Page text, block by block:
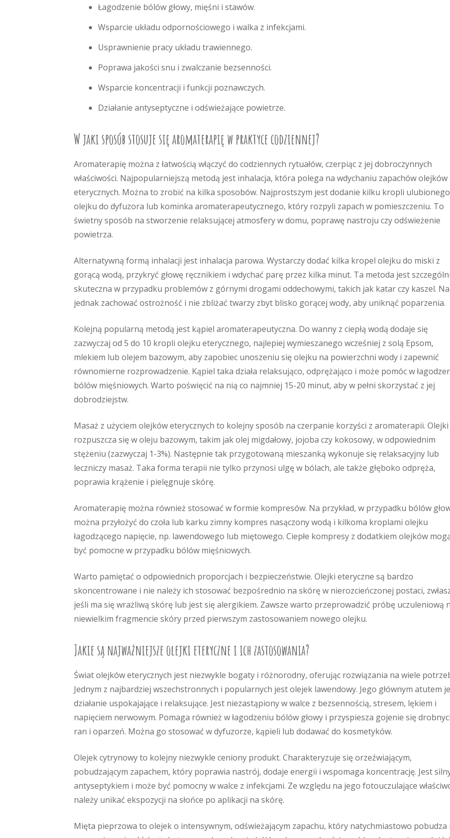
Łagodzenie bólów głowy, mięśni i stawów.
Wsparcie układu odpornościowego i walka z infekcjami.
Usprawnienie pracy układu trawiennego.
Poprawa jakości snu i zwalczanie bezsenności.
Wsparcie koncentracji i funkcji poznawczych.
Działanie antyseptyczne i odświeżające powietrze.
W jaki sposób stosuje się aromaterapię w praktyce codziennej?
Aromaterapię można z łatwością włączyć do codziennych rytuałów, czerpiąc z jej dobroczynnych
właściwości. Najpopularniejszą metodą jest inhalacja, która polega na wdychaniu zapachów olejków
eterycznych. Można to zrobić na kilka sposobów. Najprostszym jest dodanie kilku kropli ulubionego
olejku do dyfuzora lub kominka aromaterapeutycznego, który rozpyli zapach w pomieszczeniu. To
świetny sposób na stworzenie relaksującej atmosfery w domu, poprawę nastroju czy odświeżenie
powietrza.
Alternatywną formą inhalacji jest inhalacja parowa. Wystarczy dodać kilka kropel olejku do miski z
gorącą wodą, przykryć głowę ręcznikiem i wdychać parę przez kilka minut. Ta metoda jest
skuteczna w przypadku problemów z górnymi drogami oddechowymi, takich jak katar czy kaszel.
jednak zachować ostrożność i nie zbliżać twarzy zbyt blisko gorącej wody, aby uniknąć poparzenia.
Kolejną popularną metodą jest kąpiel aromaterapeutyczna. Do wanny z ciepłą wodą dodaje się
zazwyczaj od 5 do 10 kropli olejku eterycznego, najlepiej wymieszanego wcześniej z solą Epsom,
mlekiem lub olejem bazowym, aby zapobiec unoszeniu się olejku na powierzchni wody i zapewnić
równomierne rozprowadzenie. Kąpiel taka działa relaksująco, odprężająco i może pomóc w
bólów mięśniowych. Warto poświęcić na nią co najmniej 15-20 minut, aby w pełni skorzystać z jej
dobrodziejstw.
Masaż z użyciem olejków eterycznych to kolejny sposób na czerpanie korzyści z aromaterapii. Olejki
rozpuszcza się w oleju bazowym, takim jak olej migdałowy, jojoba czy kokosowy, w odpowiednim
stężeniu (zazwyczaj 1-3%). Następnie tak przygotowaną mieszanką wykonuje się relaksacyjny lub
leczniczy masaż. Taka forma terapii nie tylko przynosi ulgę w bólach, ale także głęboko odpręża,
poprawia krążenie i pielęgnuje skórę.
Aromaterapię można również stosować w formie kompresów. Na przykład, w przypadku bólów
można przyłożyć do czoła lub karku zimny kompres nasączony wodą i kilkoma kroplami olejku
łagodzącego napięcie, np. lawendowego lub miętowego. Ciepłe kompresy z dodatkiem olejków
być pomocne w przypadku bólów mięśniowych.
Warto pamiętać o odpowiednich proporcjach i bezpieczeństwie. Olejki eteryczne są bardzo
skoncentrowane i nie należy ich stosować bezpośrednio na skórę w nierozcieńczonej postaci,
jeśli ma się wrażliwą skórę lub jest się alergikiem. Zawsze warto przeprowadzić próbę uczuleniową
niewielkim fragmencie skóry przed pierwszym zastosowaniem nowego olejku.
Jakie są najważniejsze olejki eteryczne i ich zastosowania?
Świat olejków eterycznych jest niezwykle bogaty i różnorodny, oferując rozwiązania na wiele
Jednym z najbardziej wszechstronnych i popularnych jest olejek lawendowy. Jego głównym atutem
działanie uspokajające i relaksujące. Jest niezastąpiony w walce z bezsennością, stresem, lękiem i
napięciem nerwowym. Pomaga również w łagodzeniu bólów głowy i przyspiesza gojenie się
ran i oparzeń. Można go stosować w dyfuzorze, kąpieli lub dodawać do kosmetyków.
Olejek cytrynowy to kolejny niezwykle ceniony produkt. Charakteryzuje się orzeźwiającym,
pobudzającym zapachem, który poprawia nastrój, dodaje energii i wspomaga koncentrację. Jest
antyseptykiem i może być pomocny w walce z infekcjami. Ze względu na jego fotouczulające
należy unikać ekspozycji na słońce po aplikacji na skórę.
Mięta pieprzowa to olejek o intensywnym, odświeżającym zapachu, który natychmiastowo pobudza